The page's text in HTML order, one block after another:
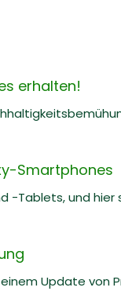
erhalten!
Smartphones
Tablets, und hier
Update von